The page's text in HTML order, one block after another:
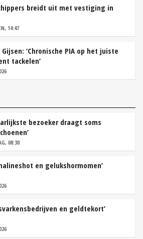
breidt uit met vestiging in
14:47
Gijsen: ‘Chronische PIA op het juiste
tackelen’
bezoeker draagt soms
08:30
en gelukshormomen’
en geldtekort’